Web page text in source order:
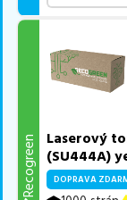
Recogreen Laserový
(SU444A)
DOPRAVA